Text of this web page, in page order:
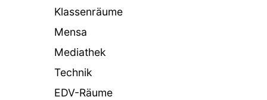
Klassenräume
Mensa
Mediathek
Technik
EDV-Räume